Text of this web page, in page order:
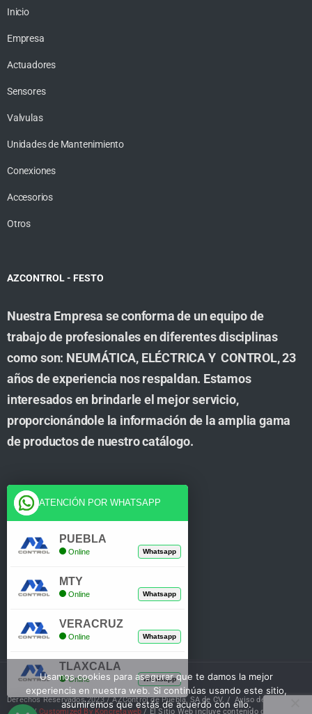
Inicio
Empresa
Actuadores
Sensores
Valvulas
Unidades de Mantenimiento
Conexiones
Accesorios
Otros
AZCONTROL - FESTO
Nuestra Empresa se conforma de un equipo de
trabajo de profesionales en diferentes disciplinas
como son: NEUMÁTICA, ELÉCTRICA Y CONTROL, 23
años de experiencia nos respaldan. Estamos
interesados en brindarle el mejor servicio,
proporcionándole la información de la amplia gama
de productos de nuestro catálogo.
Cuenta
Tienda
Mi Cuenta
Derechos Reservados 2023 / AZControl de Puebla, SA de CV. /Aviso de Privacidad
/Customized By Koncretaweb / El Sitio Web incluye contenido de IA
Usamos cookies para asegurar que te damos la mejor
experiencia en nuestra web. Si continúas usando este sitio,
asumiremos que estás de acuerdo con ello.
ATENCIÓN POR WHATSAPP
PUEBLA
Online Whatsapp
MTY
Online Whatsapp
VERACRUZ
Online Whatsapp
TLAXCALA
Online Whatsapp